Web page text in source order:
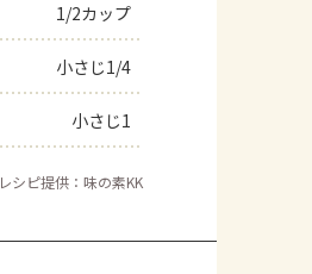
1/2カップ
小さじ1/4
小さじ1
レシピ提供：味の素KK